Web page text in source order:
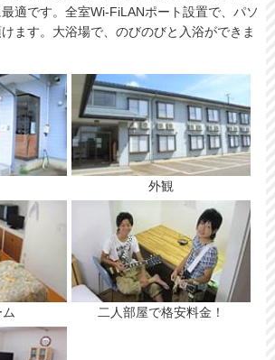
適です。全室Wi-FiLANポート設置で、パソ
ます。大浴場で、のびのびと入浴ができま
外観
二人部屋で格安料金！